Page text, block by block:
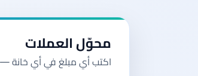
محوّل العملات
اكتب أي مبلغ في أي خانة —